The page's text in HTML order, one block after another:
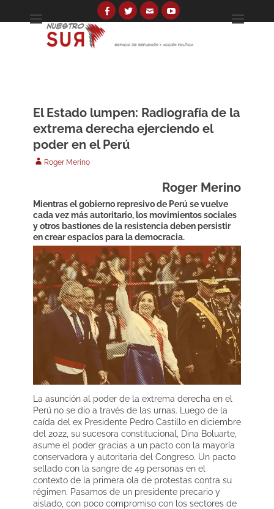
Facebook
TwitterEmailYouTube
Espacio de reflexión y acción política
El Estado lumpen: Radiografía de la
extrema derecha ejerciendo el
poder en el Perú
AuthorRoger Merino
Roger Merino
Mientras el gobierno represivo de Perú se vuelve
cada vez más autoritario, los movimientos sociales
y otros bastiones de la resistencia deben persistir
en crear espacios para la democracia.
La asunción al poder de la extrema derecha en el
Perú no se dio a través de las urnas. Luego de la
caída del ex Presidente Pedro Castillo en diciembre
del 2022, su sucesora constitucional, Dina Boluarte,
asume el poder gracias a un pacto con la mayoría
conservadora y autoritaria del Congreso. Un pacto
sellado con la sangre de 49 personas en el
contexto de la primera ola de protestas contra su
régimen. Pasamos de un presidente precario y
aislado, con poco compromiso con los sectores de